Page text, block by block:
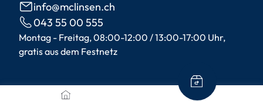
info@mclinsen.ch
043 55 00 555
Montag - Freitag, 08:00-12:00 / 13:00-17:00 Uhr,
gratis aus dem Festnetz